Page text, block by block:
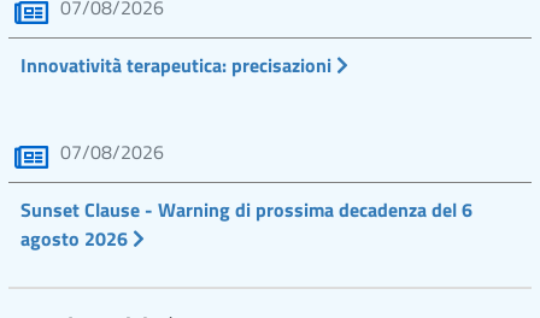
07/08/2026
Innovatività terapeutica: precisazioni
07/08/2026
Sunset Clause - Warning di prossima decadenza del 6
agosto 2026